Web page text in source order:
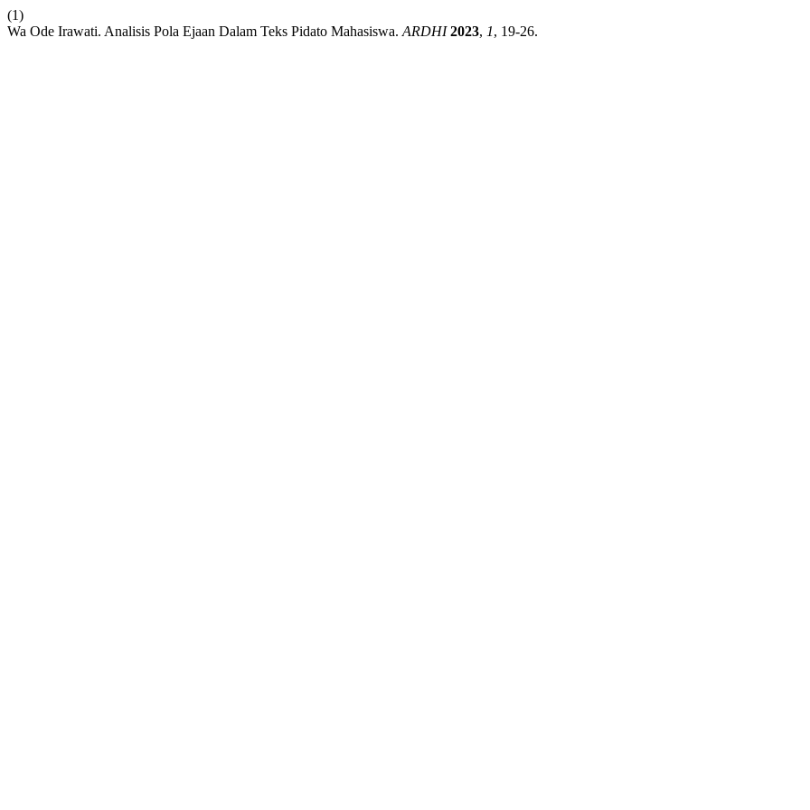
(1)
Wa Ode Irawati. Analisis Pola Ejaan Dalam Teks Pidato Mahasiswa. ARDHI 2023, 1, 19-26.